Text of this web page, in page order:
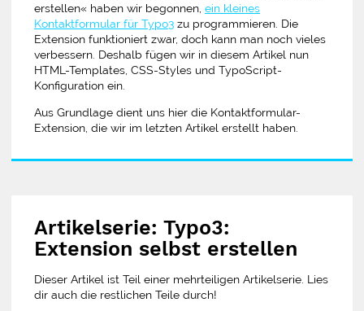
erstellen« haben wir begonnen, ein kleines
Kontaktformular für Typo3 zu programmieren. Die
Extension funktioniert zwar, doch kann man noch vieles
verbessern. Deshalb fügen wir in diesem Artikel nun
HTML-Templates, CSS-Styles und TypoScript-
Konfiguration ein.
Aus Grundlage dient uns hier die Kontaktformular-
Extension, die wir im letzten Artikel erstellt haben.
Artikelserie: Typo3:
Extension selbst erstellen
Dieser Artikel ist Teil einer mehrteiligen Artikelserie. Lies
dir auch die restlichen Teile durch!